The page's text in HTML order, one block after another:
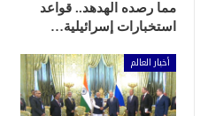
مما رصده الهدهد.. قواعد
استخبارات إسرائيلية…
أخبار العالم